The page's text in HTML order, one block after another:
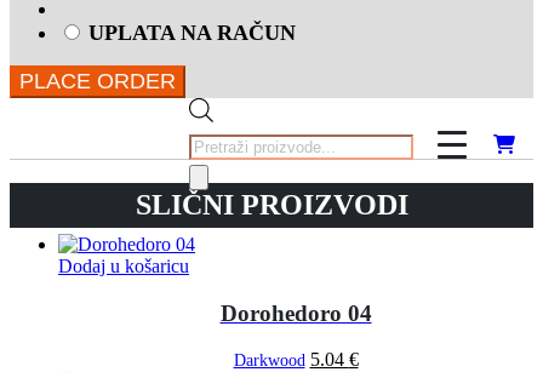
UPLATA NA RAČUN
PLACE ORDER
Products
search
SLIČNI PROIZVODI
Dodaj u košaricu
Dorohedoro 04
Darkwood 5.04 €